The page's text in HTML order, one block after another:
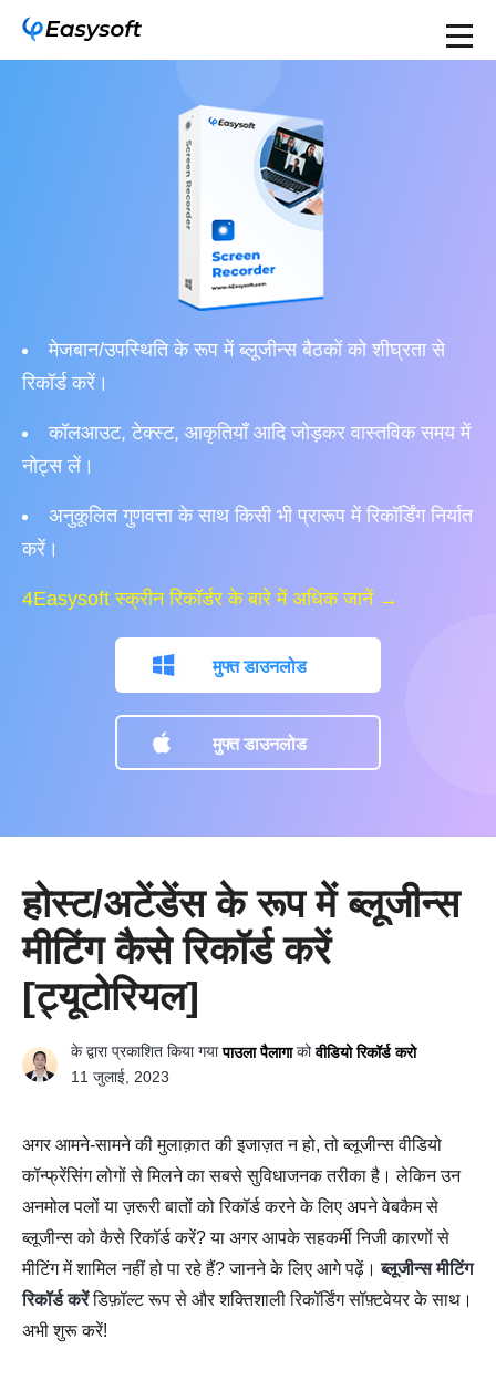
मेजबान/उपस्थिति के रूप में ब्लूजीन्स बैठकों को शीघ्रता से
रिकॉर्ड करें।
कॉलआउट, टेक्स्ट, आकृतियाँ आदि जोड़कर वास्तविक समय में
नोट्स लें।
अनुकूलित गुणवत्ता के साथ किसी भी प्रारूप में रिकॉर्डिंग निर्यात
करें।
4Easysoft स्क्रीन रिकॉर्डर के बारे में अधिक जानें →
मुफ्त डाउनलोड
मुफ्त डाउनलोड
होस्ट/अटेंडेंस के रूप में ब्लूजीन्स
मीटिंग कैसे रिकॉर्ड करें
[ट्यूटोरियल]
के द्वारा प्रकाशित किया गयापाउला पैलागाकोवीडियो रिकॉर्ड करो
11 जुलाई, 2023
अगर आमने-सामने की मुलाक़ात की इजाज़त न हो, तो ब्लूजीन्स वीडियो
कॉन्फ्रेंसिंग लोगों से मिलने का सबसे सुविधाजनक तरीका है। लेकिन उन
अनमोल पलों या ज़रूरी बातों को रिकॉर्ड करने के लिए अपने वेबकैम से
ब्लूजीन्स को कैसे रिकॉर्ड करें? या अगर आपके सहकर्मी निजी कारणों से
मीटिंग में शामिल नहीं हो पा रहे हैं? जानने के लिए आगे पढ़ें।ब्लूजीन्स मीटिंग
रिकॉर्ड करेंडिफ़ॉल्ट रूप से और शक्तिशाली रिकॉर्डिंग सॉफ़्टवेयर के साथ।
अभी शुरू करें!